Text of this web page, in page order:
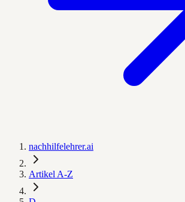
nachhilfelehrer.ai
Artikel A-Z